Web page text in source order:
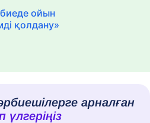
ойын
қолдану»
арналған